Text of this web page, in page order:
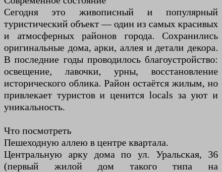
Сегодня это живописный и популярный
туристический объект — один из самых красивых
и атмосферных районов города. Сохранились
оригинальные дома, арки, аллея и детали декора.
В последние годы проводилось благоустройство:
освещение, лавочки, урны, восстановление
исторического облика. Район остаётся жилым, но
привлекает туристов и ценится locals за уют и
уникальность.
Что посмотреть
Пешеходную аллею в центре квартала.
Центральную арку дома по ул. Уральская, 36
(первый жилой дом такого типа на